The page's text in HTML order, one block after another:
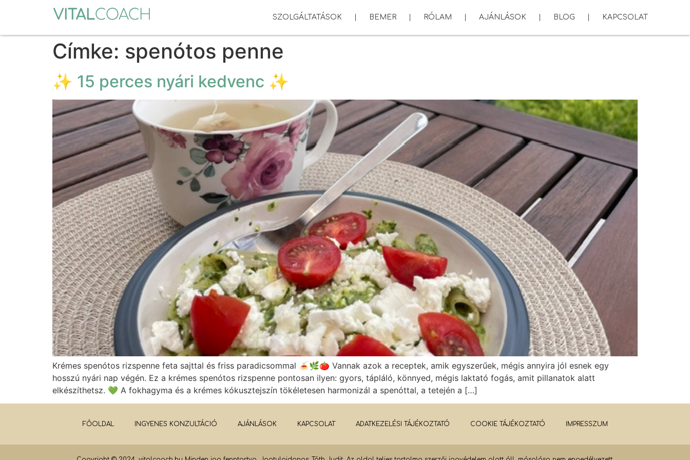
SZOLGÁLTATÁSOK BEMER RÓLAM AJÁNLÁSOK BLOG KAPCSOLAT
Címke: spenótos penne
✨ 15 perces nyári kedvenc ✨
Krémes spenótos rizspenne feta sajttal és friss paradicsommal 🍝🌿🍅 Vannak azok a receptek, amik egyszerűek, mégis annyira jól esnek egy
hosszú nyári nap végén. Ez a krémes spenótos rizspenne pontosan ilyen: gyors, tápláló, könnyed, mégis laktató fogás, amit pillanatok alatt
elkészíthetsz. 💚 A fokhagyma és a krémes kókusztejszín tökéletesen harmonizál a spenóttal, a tetején a […]
FŐOLDAL INGYENES KONZULTÁCIÓ AJÁNLÁSOK KAPCSOLAT ADATKEZELÉSI TÁJÉKOZTATÓ COOKIE TÁJÉKOZTATÓ IMPRESSZUM